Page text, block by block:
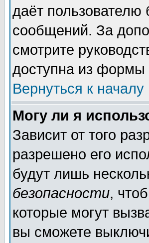
даёт
сообщений. За
смотрите
доступна из формы
Вернуться к началу
Могу ли я
Зависит от того
разрешено его
будут лишь
безопасности,
которые могут
вы сможете